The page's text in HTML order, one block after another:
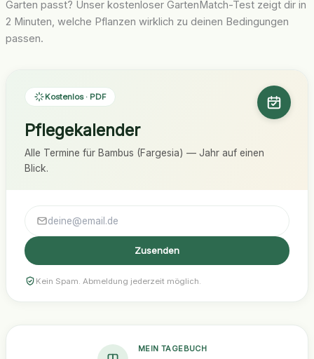
Garten passt? Unser kostenloser GartenMatch-Test zeigt dir in
2 Minuten, welche Pflanzen wirklich zu deinen Bedingungen
passen.
Kostenlos · PDF
Pflegekalender
Alle Termine für Bambus (Fargesia) — Jahr auf einen
Blick.
Zusenden
Kein Spam. Abmeldung jederzeit möglich.
MEIN TAGEBUCH